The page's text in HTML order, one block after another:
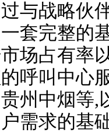
与战略伙
套完整的
场占有率
呼叫中心
州中烟等,
需求的基